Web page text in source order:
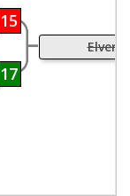
15
17